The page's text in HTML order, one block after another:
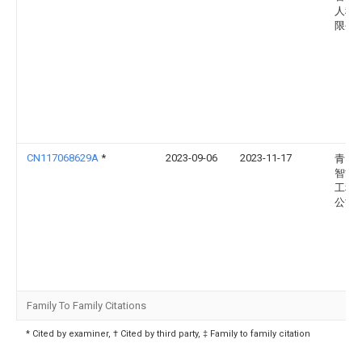
人科
限公
CN117068629A * 2023-09-06 2023-11-17
青岛
智能
工程
公司
Family To Family Citations
* Cited by examiner, † Cited by third party, ‡ Family to family citation